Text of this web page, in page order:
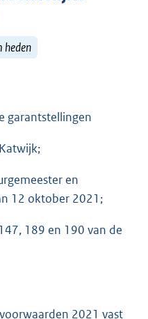
garantstellingen
en
12 oktober 2021;
189 en 190 van de
2021 vast